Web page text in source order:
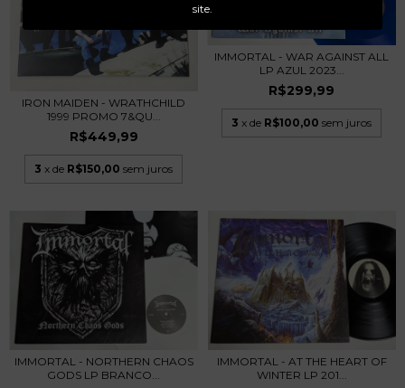
site.
IRON MAIDEN - WRATHCHILD
1999 PROMO 7&QU...
R$449,99
3 x de R$150,00 sem juros
IMMORTAL - WAR AGAINST ALL
LP AZUL 2023...
R$299,99
3 x de R$100,00 sem juros
IMMORTAL - NORTHERN CHAOS
GODS LP BRANCO...
IMMORTAL - AT THE HEART OF
WINTER LP 201...